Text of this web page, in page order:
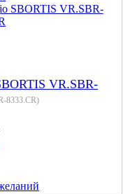
VR.SBR-
8333.CR)